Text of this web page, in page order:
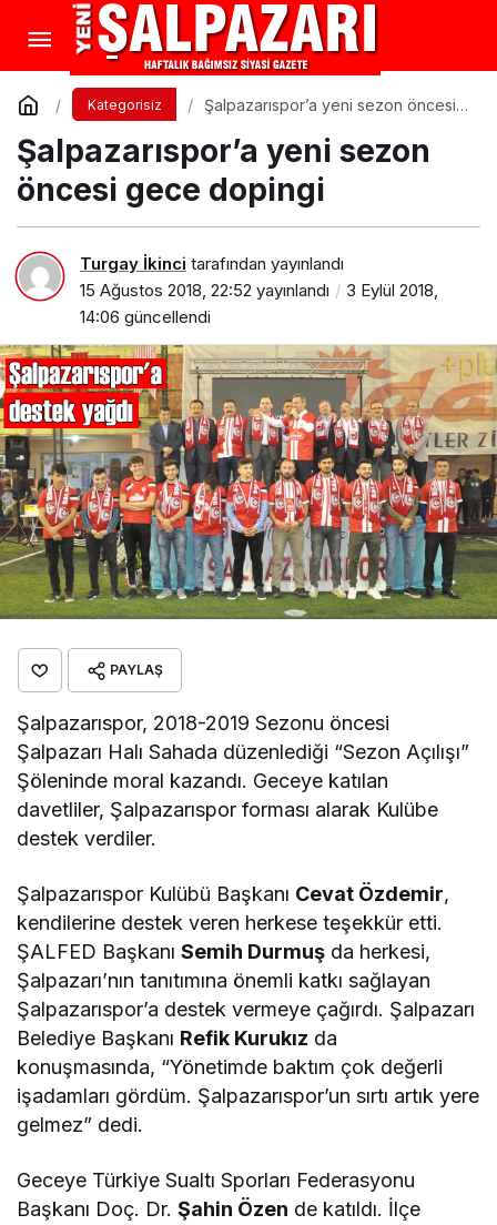
Kategorisiz
Şalpazarıspor’a yeni sezon öncesi
Şalpazarıspor’a yeni sezon
öncesi gece dopingi
Turgay İkinci tarafından yayınlandı
15 Ağustos 2018, 22:52 yayınlandı
3 Eylül 2018,
14:06 güncellendi
PAYLAŞ
Şalpazarıspor, 2018-2019 Sezonu öncesi
Şalpazarı Halı Sahada düzenlediği “Sezon Açılışı”
Şöleninde moral kazandı. Geceye katılan
davetliler, Şalpazarıspor forması alarak Kulübe
destek verdiler.
Şalpazarıspor Kulübü Başkanı Cevat Özdemir,
kendilerine destek veren herkese teşekkür etti.
ŞALFED BaşkanıSemih Durmuş da herkesi,
Şalpazarı’nın tanıtımına önemli katkı sağlayan
Şalpazarıspor’a destek vermeye çağırdı. Şalpazarı
Belediye Başkanı Refik Kurukız da
konuşmasında, “Yönetimde baktım çok değerli
işadamları gördüm. Şalpazarıspor’un sırtı artık yere
gelmez” dedi.
Geceye Türkiye Sualtı Sporları Federasyonu
Başkanı Doç. Dr.Şahin Özen de katıldı. İlçe